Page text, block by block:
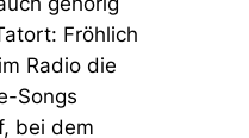
Fröhlich
Radio die
Songs
bei dem